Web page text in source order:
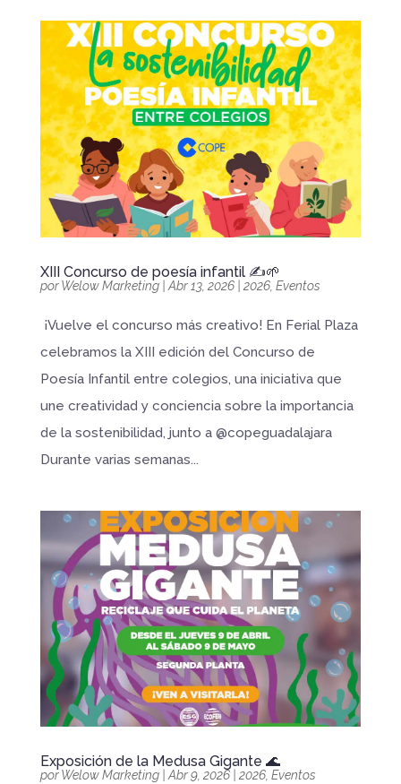
XIII Concurso de poesía infantil ✍️🌱
porWelow Marketing| Abr 13, 2026| 2026, Eventos
¡Vuelve el concurso más creativo! En Ferial Plaza
celebramos la XIII edición del Concurso de
Poesía Infantil entre colegios, una iniciativa que
une creatividad y conciencia sobre la importancia
de la sostenibilidad, junto a @copeguadalajara
Durante varias semanas...
Exposición de la Medusa Gigante 🌊
porWelow Marketing|Abr 9, 2026| 2026, Eventos